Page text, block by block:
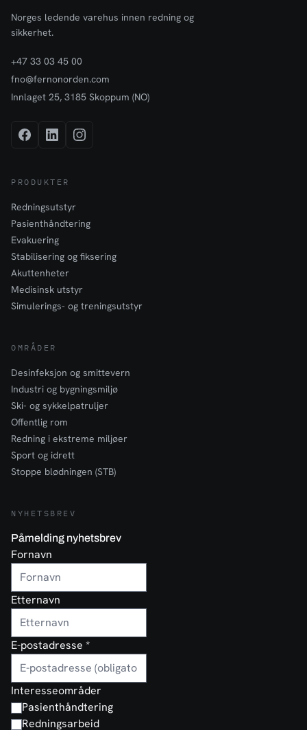
Norges ledende varehus innen redning og
sikkerhet.
+47 33 03 45 00
fno@fernonorden.com
Innlaget 25, 3185 Skoppum (NO)
PRODUKTER
Redningsutstyr
Pasienthåndtering
Evakuering
Stabilisering og fiksering
Akuttenheter
Medisinsk utstyr
Simulerings- og treningsutstyr
OMRÅDER
Desinfeksjon og smittevern
Industri og bygningsmiljø
Ski- og sykkelpatruljer
Offentlig rom
Redning i ekstreme miljøer
Sport og idrett
Stoppe blødningen (STB)
NYHETSBREV
Påmelding nyhetsbrev
Fornavn
Etternavn
E-postadresse *
Interesseområder
Pasienthåndtering
Redningsarbeid